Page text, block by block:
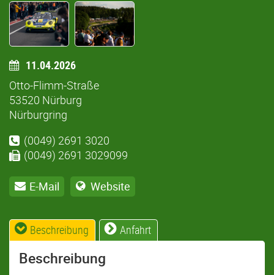
11.04.2026
Otto-Flimm-Straße
53520 Nürburg
Nürburgring
(0049) 2691 3020
(0049) 2691 3029099
E-Mail Website
Beschreibung Anfahrt
Beschreibung